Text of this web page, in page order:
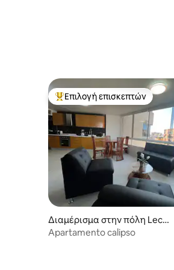
Κορυφαία επιλογή επισκεπτών
Επιλογή επισκεπτών
Διαμέρισμα στην πόλη Lech
eria
Apartamento calipso